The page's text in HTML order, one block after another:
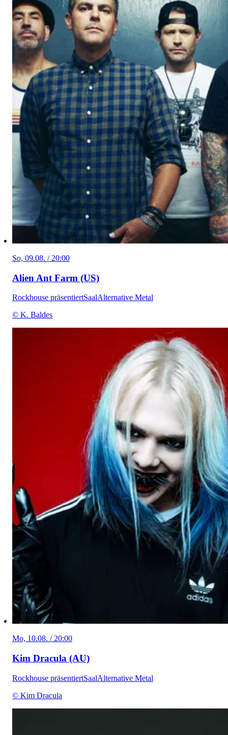
So, 09.08. / 20:00
Alien Ant Farm (US)
Rockhouse präsentiertSaalAlternative Metal
© K. Baldes
Mo, 10.08. / 20:00
Kim Dracula (AU)
Rockhouse präsentiertSaalAlternative Metal
© Kim Dracula